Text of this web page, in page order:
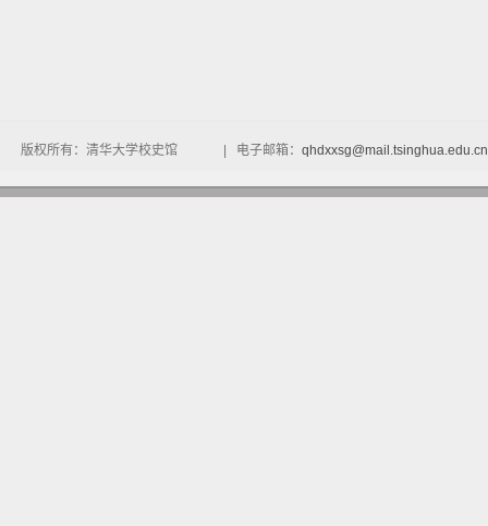
版权所有：清华大学校史馆 | 电子邮箱： qhdxxsg@mail.tsinghua.edu.cn